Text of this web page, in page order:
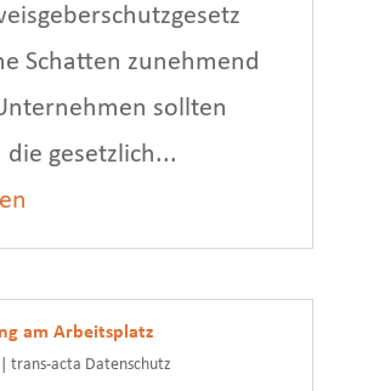
Schatten zunehmend
sollten
gesetzlich...
am Arbeitsplatz
trans-acta Datenschutz